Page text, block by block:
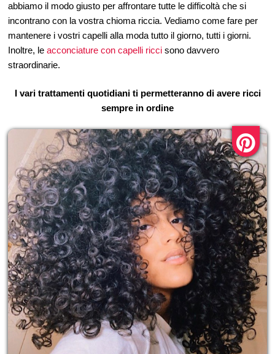
abbiamo il modo giusto per affrontare tutte le difficoltà che si
incontrano con la vostra chioma riccia. Vediamo come fare per
mantenere i vostri capelli alla moda tutto il giorno, tutti i giorni.
Inoltre, le acconciature con capelli ricci sono davvero
straordinarie.
I vari trattamenti quotidiani ti permetteranno di avere ricci
sempre in ordine